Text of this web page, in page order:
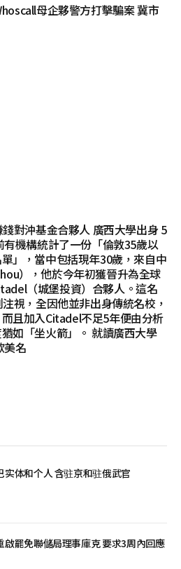
母企夥警方打擊騙案 冀市
對沖基金合夥人 廣西大學出身 5
機構統計了一份「倫敦35歲以
」，當中包括現年30歲，來自中
），他於今年初獲晉升為全球
（城堡投資）合夥人。這名
視，全因他並非出身傳統名校，
且加入Citadel不足5年便由分析
如「坐火箭」。 就讀廣西大學
美名
实体和个人 含驻京和驻俄武官
啟罷免聯儲局理事庫克 要求3周內回應